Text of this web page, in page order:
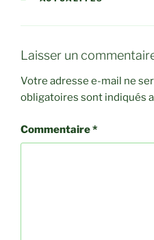
Laisser un
Votre adresse e-mail ne
obligatoires sont indiqués
Commentaire*